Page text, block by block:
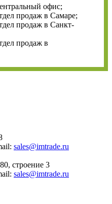
офис;
продаж в Самаре;
продаж в Санкт-
продаж в
sales@imtrade.ru
строение 3
sales@imtrade.ru